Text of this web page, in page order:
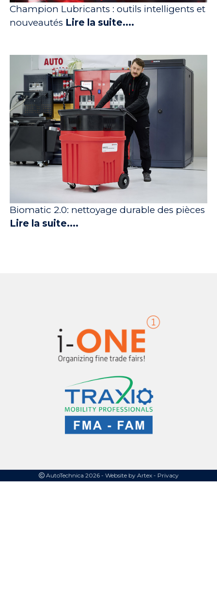
Champion Lubricants : outils intelligents et
nouveautés Lire la suite....
Biomatic 2.0: nettoyage durable des pièces
Lire la suite....
AutoTechnica 2026 - Website by Artex - Privacy